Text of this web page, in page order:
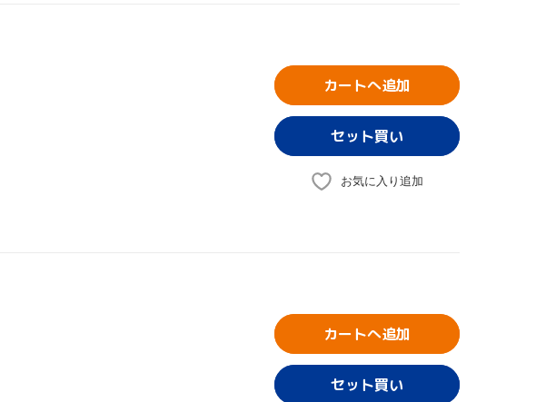
カートへ追加
お気に入り追加
カートへ追加